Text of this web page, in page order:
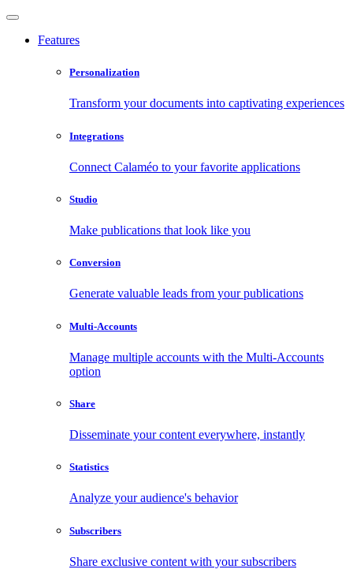
Features
Personalization
Transform your documents into captivating experiences
Integrations
Connect Calaméo to your favorite applications
Studio
Make publications that look like you
Conversion
Generate valuable leads from your publications
Multi-Accounts
Manage multiple accounts with the Multi-Accounts
option
Share
Disseminate your content everywhere, instantly
Statistics
Analyze your audience's behavior
Subscribers
Share exclusive content with your subscribers